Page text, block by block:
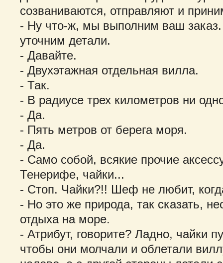
созваниваются, отправляют и
- Ну что-ж, мы выполним ваш
уточним детали.
- Давайте.
- Двухэтажная отдельная вилла.
- Так.
- В радиусе трех километров ни
- Да.
- Пять метров от берега моря.
- Да.
- Само собой, всякие прочие
Тенерифе, чайки...
- Стоп. Чайки?!! Шеф не любит,
- Но это же природа, так сказать,
отдыха на море.
- Атрибут, говорите? Ладно, чайки
чтобы они молчали и облетали